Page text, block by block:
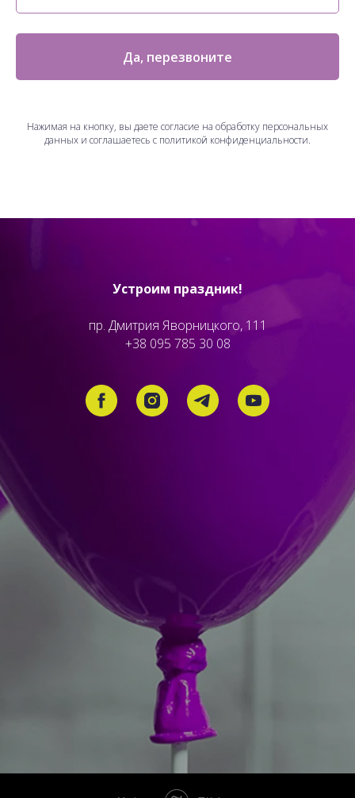
Да, перезвоните
Нажимая на кнопку, вы даете согласие на обработку персональных
данных и соглашаетесь c политикой конфиденциальности.
Устроим праздник!
пр. Дмитрия Яворницкого, 111
+38 095 785 30 08